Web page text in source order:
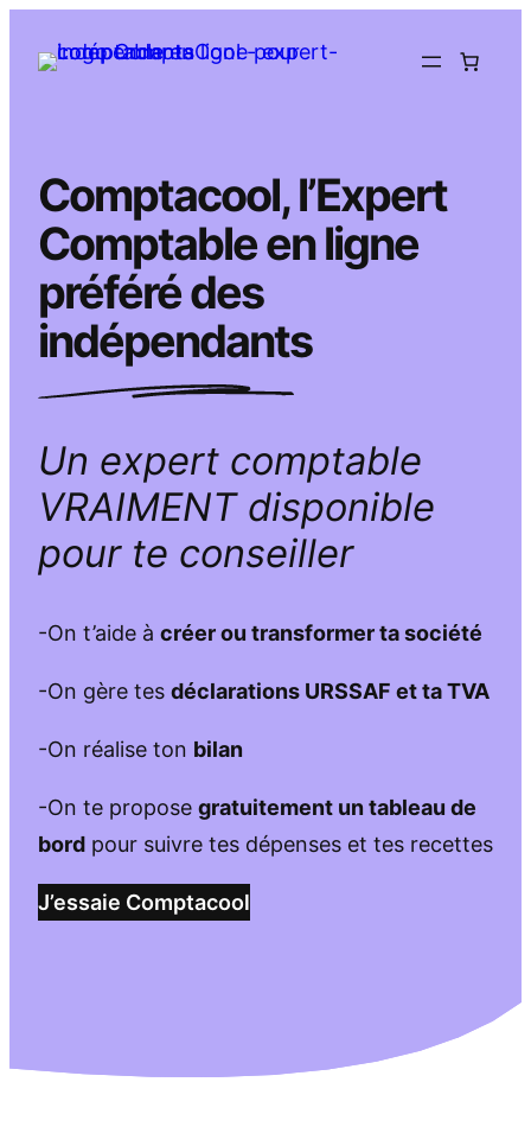
Comptacool, l’Expert
Comptable en ligne
préféré des
indépendants
Un expert comptable
VRAIMENT disponible
pour te conseiller
-On t’aide à créer ou transformer ta société
-On gère tes déclarations URSSAF et ta TVA
-On réalise ton bilan
-On te propose gratuitement un tableau de
bord pour suivre tes dépenses et tes recettes
J’essaie Comptacool